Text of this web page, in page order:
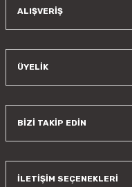
ALIŞVERİŞ
ÜYELİK
BİZİ TAKİP EDİN
İLETİŞİM SEÇENEKLERİ